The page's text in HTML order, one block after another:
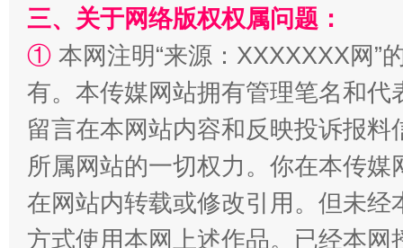
“蜀中异人”王建安的艺术幻境
三、关于网络版权权属问题：
① 本网注明“来源：XXXXXXX网”
有。本传媒网站拥有管理笔名和
留言在本网站内容和反映投诉报
所属网站的一切权力。你在本传
在网站内转载或修改引用。但未
方式使用本网上述作品。已经本